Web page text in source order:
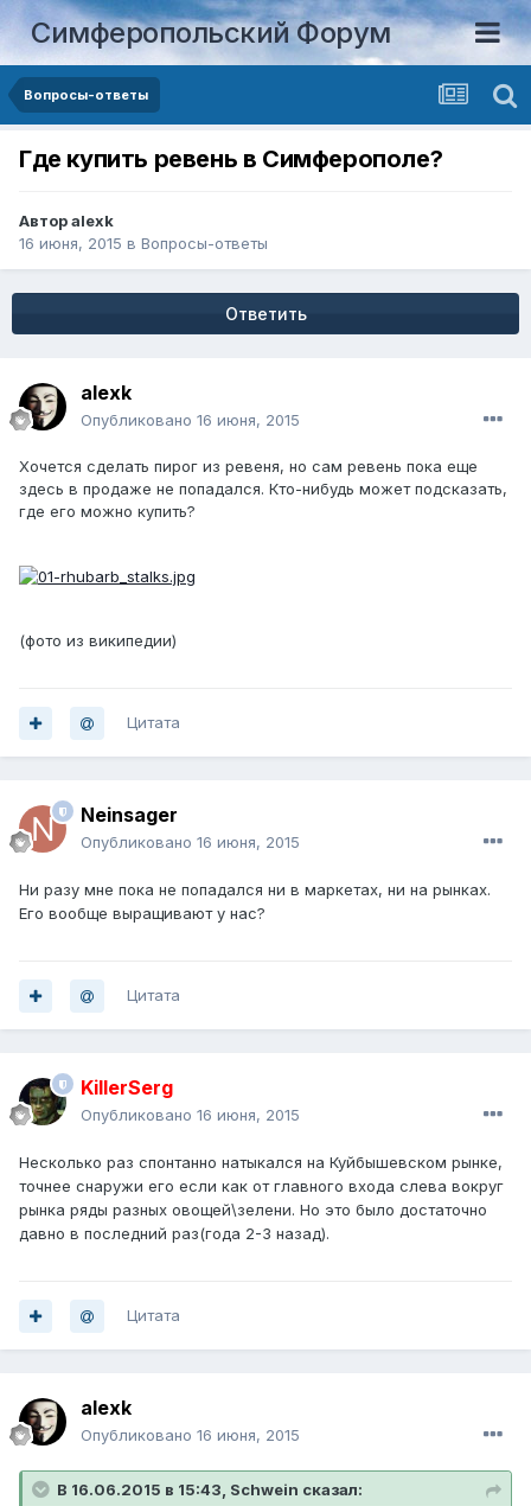
Симферопольский Форум
Вопросы-ответы
Где купить ревень в Симферополе?
Авторalexk
16 июня, 2015 в Вопросы-ответы
Ответить
alexk
Опубликовано 16 июня, 2015
Хочется сделать пирог из ревеня, но сам ревень пока еще
здесь в продаже не попадался. Кто-нибудь может подсказать,
где его можно купить?
(фото из википедии)
Цитата
Neinsager
Опубликовано 16 июня, 2015
Ни разу мне пока не попадался ни в маркетах, ни на рынках.
Его вообще выращивают у нас?
Цитата
KillerSerg
Опубликовано 16 июня, 2015
Несколько раз спонтанно натыкался на Куйбышевском рынке,
точнее снаружи его если как от главного входа слева вокруг
рынка ряды разных овощей\зелени. Но это было достаточно
давно в последний раз(года 2-3 назад).
Цитата
alexk
Опубликовано 16 июня, 2015
В 16.06.2015 в 15:43, Schwein сказал: